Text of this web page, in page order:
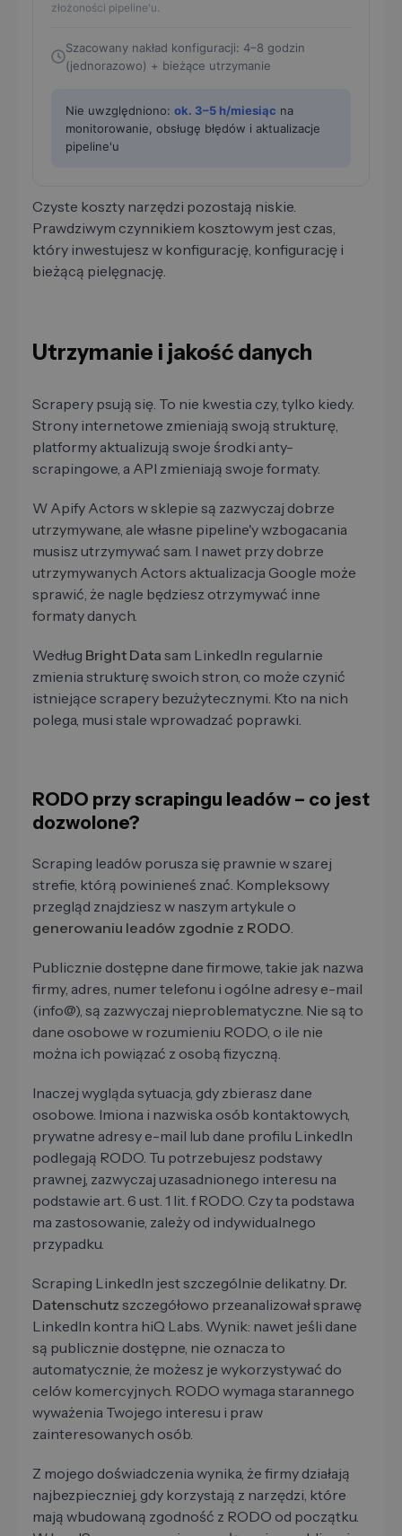
złożoności pipeline'u.
Szacowany nakład konfiguracji: 4–8 godzin
(jednorazowo) + bieżące utrzymanie
Nie uwzględniono: ok. 3–5 h/miesiąc na
monitorowanie, obsługę błędów i aktualizacje
pipeline'u
Czyste koszty narzędzi pozostają niskie.
Prawdziwym czynnikiem kosztowym jest czas,
który inwestujesz w konfigurację, konfigurację i
bieżącą pielęgnację.
Utrzymanie i jakość danych
Scrapery psują się. To nie kwestia czy, tylko kiedy.
Strony internetowe zmieniają swoją strukturę,
platformy aktualizują swoje środki anty-
scrapingowe, a API zmieniają swoje formaty.
W Apify Actors w sklepie są zazwyczaj dobrze
utrzymywane, ale własne pipeline'y wzbogacania
musisz utrzymywać sam. I nawet przy dobrze
utrzymywanych Actors aktualizacja Google może
sprawić, że nagle będziesz otrzymywać inne
formaty danych.
Według Bright Data sam LinkedIn regularnie
zmienia strukturę swoich stron, co może czynić
istniejące scrapery bezużytecznymi. Kto na nich
polega, musi stale wprowadzać poprawki.
RODO przy scrapingu leadów – co jest
dozwolone?
Scraping leadów porusza się prawnie w szarej
strefie, którą powinieneś znać. Kompleksowy
przegląd znajdziesz w naszym artykule o
generowaniu leadów zgodnie z RODO.
Publicznie dostępne dane firmowe, takie jak nazwa
firmy, adres, numer telefonu i ogólne adresy e-mail
(info@), są zazwyczaj nieproblematyczne. Nie są to
dane osobowe w rozumieniu RODO, o ile nie
można ich powiązać z osobą fizyczną.
Inaczej wygląda sytuacja, gdy zbierasz dane
osobowe. Imiona i nazwiska osób kontaktowych,
prywatne adresy e-mail lub dane profilu LinkedIn
podlegają RODO. Tu potrzebujesz podstawy
prawnej, zazwyczaj uzasadnionego interesu na
podstawie art. 6 ust. 1 lit. f RODO. Czy ta podstawa
ma zastosowanie, zależy od indywidualnego
przypadku.
Scraping LinkedIn jest szczególnie delikatny. Dr.
Datenschutz szczegółowo przeanalizował sprawę
LinkedIn kontra hiQ Labs. Wynik: nawet jeśli dane
są publicznie dostępne, nie oznacza to
automatycznie, że możesz je wykorzystywać do
celów komercyjnych. RODO wymaga starannego
wyważenia Twojego interesu i praw
zainteresowanych osób.
Z mojego doświadczenia wynika, że firmy działają
najbezpieczniej, gdy korzystają z narzędzi, które
mają wbudowaną zgodność z RODO od początku.